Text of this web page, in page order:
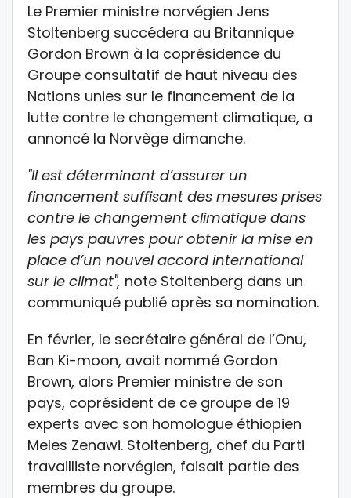
Le Premier ministre norvégien Jens
Stoltenberg succédera au Britannique
Gordon Brown à la coprésidence du
Groupe consultatif de haut niveau des
Nations unies sur le financement de la
lutte contre le changement climatique, a
annoncé la Norvège dimanche.
"Il est déterminant d’assurer un
financement suffisant des mesures prises
contre le changement climatique dans
les pays pauvres pour obtenir la mise en
place d’un nouvel accord international
sur le climat", note Stoltenberg dans un
communiqué publié après sa nomination.
En février, le secrétaire général de l’Onu,
Ban Ki-moon, avait nommé Gordon
Brown, alors Premier ministre de son
pays, coprésident de ce groupe de 19
experts avec son homologue éthiopien
Meles Zenawi. Stoltenberg, chef du Parti
travailliste norvégien, faisait partie des
membres du groupe.